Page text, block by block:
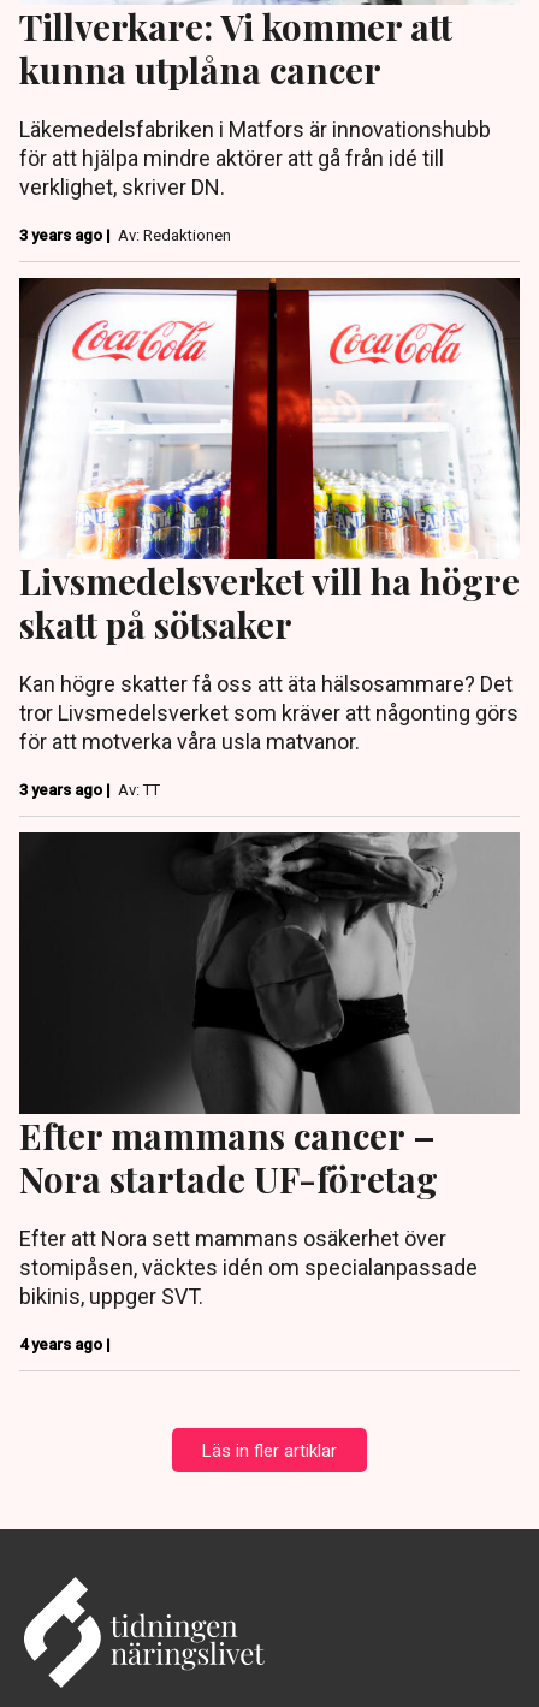
Tillverkare: Vi kommer att
kunna utplåna cancer
Läkemedelsfabriken i Matfors är innovationshubb
för att hjälpa mindre aktörer att gå från idé till
verklighet, skriver DN.
3 years ago | Av: Redaktionen
Livsmedelsverket vill ha högre
skatt på sötsaker
Kan högre skatter få oss att äta hälsosammare? Det
tror Livsmedelsverket som kräver att någonting görs
för att motverka våra usla matvanor.
3 years ago | Av: TT
Efter mammans cancer –
Nora startade UF-företag
Efter att Nora sett mammans osäkerhet över
stomipåsen, väcktes idén om specialanpassade
bikinis, uppger SVT.
4 years ago |
Läs in fler artiklar